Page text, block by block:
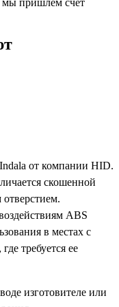
мы пришлем счет
от компании HID.
скошенной
ABS
в местах с
требуется ее
изготовителе или